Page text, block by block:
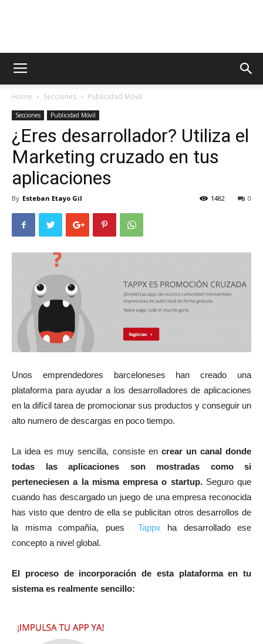
AppsTonic
Home Secciones Publicidad Móvil
Secciones Publicidad Móvil
¿Eres desarrollador? Utiliza el
Marketing cruzado en tus
aplicaciones
By Esteban Etayo Gil 0
1482
Unos emprendedores barceloneses han creado una
plataforma para ayudar a los desarrolladores de aplicaciones
en la difícil tarea de promocionar sus productos y conseguir un
alto numero de descargas en poco tiempo.
La idea es muy sencilla, consiste en crear un canal donde
todas las aplicaciones son mostradas como si
perteneciesen a la misma empresa o startup.Seguro que
cuando has descargado un juego de una empresa reconocida
has visto que dentro de ella se publicitan otros desarrollos de
la misma compañía, pues Tappx ha desarrollado ese
concepto a nivel global.
El proceso de incorporación de esta plataforma en tu
sistema es realmente sencillo: